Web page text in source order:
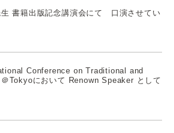
書籍出版記念講演会にて 口演させてい
Conference on Traditional and
Tokyoにおいて Renown Speaker として